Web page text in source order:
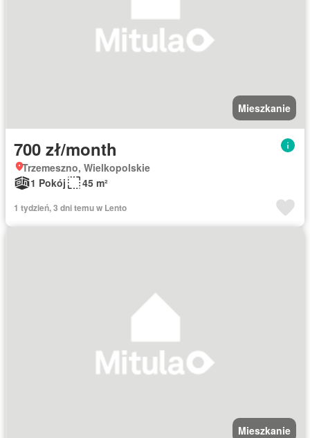
Mieszkanie
700 zł/month
Trzemeszno, Wielkopolskie
1 Pokój
45 m²
1 tydzień, 3 dni temu w Lento
Mieszkanie